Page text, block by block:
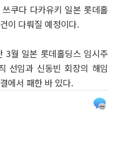
쿠다 다카유키 일본 롯데홀
이 다뤄질 예정이다.
3월 일본 롯데홀딩스 임시주
선임과 신동빈 회장의 해임
에서 패한 바 있다.